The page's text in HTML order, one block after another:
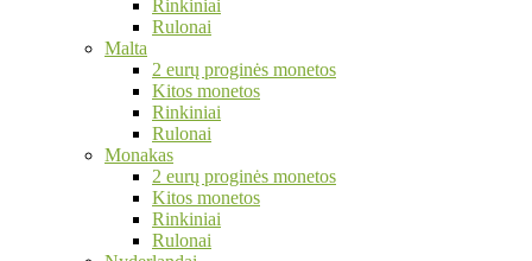
Rinkiniai
Rulonai
Malta
2 eurų proginės monetos
Kitos monetos
Rinkiniai
Rulonai
Monakas
2 eurų proginės monetos
Kitos monetos
Rinkiniai
Rulonai